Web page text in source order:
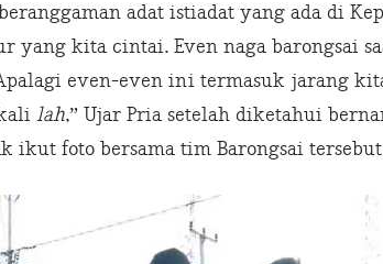
adat istiadat yang ada di
yang kita cintai. Even naga barongsai
even-even ini termasuk jarang
lah,” Ujar Pria setelah diketahui
ikut foto bersama tim Barongsai